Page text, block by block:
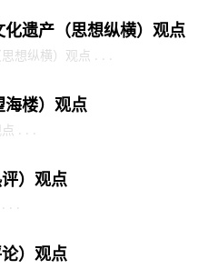
遗产（思想纵横）观点
想纵横）观点 . . .
楼）观点
. . .
）观点
. .
）观点